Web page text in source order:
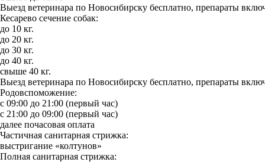
Выезд ветеринара по Новосибирску бесплатно, препараты
Кесарево сечение собак:
до 10 кг.
до 20 кг.
до 30 кг.
до 40 кг.
свыше 40 кг.
Выезд ветеринара по Новосибирску бесплатно, препараты
Родовспоможение:
с 09:00 до 21:00 (первый час)
с 21:00 до 09:00 (первый час)
далее почасовая оплата
Частичная санитарная стрижка:
выстригание «колтунов»
Полная санитарная стрижка: